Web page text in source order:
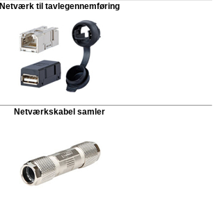
Netværk til tavlegennemføring
Netværkskabel samler